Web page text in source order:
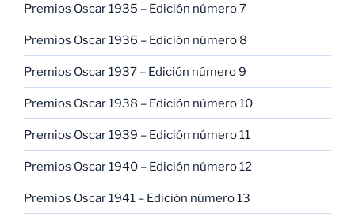
Premios Oscar 1935 – Edición número 7
Premios Oscar 1936 – Edición número 8
Premios Oscar 1937 – Edición número 9
Premios Oscar 1938 – Edición número 10
Premios Oscar 1939 – Edición número 11
Premios Oscar 1940 – Edición número 12
Premios Oscar 1941 – Edición número 13